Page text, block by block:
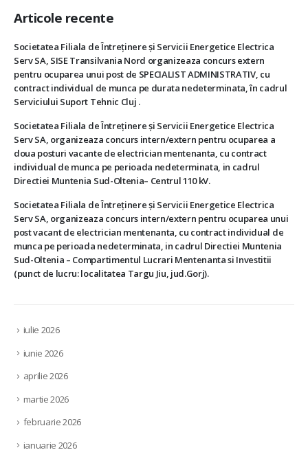
Articole recente
Societatea Filiala de Întreţinere şi Servicii Energetice Electrica
Serv SA, SISE Transilvania Nord organizeaza concurs extern
pentru ocuparea unui post de SPECIALIST ADMINISTRATIV, cu
contract individual de munca pe durata nedeterminata, în cadrul
Serviciului Suport Tehnic Cluj .
Societatea Filiala de Întreţinere şi Servicii Energetice Electrica
Serv SA, organizeaza concurs intern/extern pentru ocuparea a
doua posturi vacante de electrician mentenanta, cu contract
individual de munca pe perioada nedeterminata, in cadrul
Directiei Muntenia Sud-Oltenia– Centrul 110 kV.
Societatea Filiala de Întreţinere şi Servicii Energetice Electrica
Serv SA, organizeaza concurs intern/extern pentru ocuparea unui
post vacant de electrician mentenanta, cu contract individual de
munca pe perioada nedeterminata, in cadrul Directiei Muntenia
Sud-Oltenia – Compartimentul Lucrari Mentenanta si Investitii
(punct de lucru: localitatea Targu Jiu, jud.Gorj).
iulie 2026
iunie 2026
aprilie 2026
martie 2026
februarie 2026
ianuarie 2026